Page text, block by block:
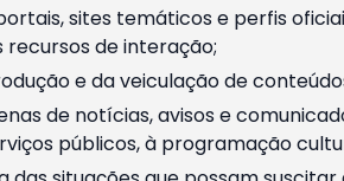
sites temáticos e perfis
recursos de interação;
e da veiculação de
de notícias, avisos e
públicos, à programação